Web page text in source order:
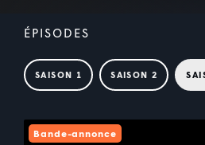
ÉPISODES
SAISON 1 SAISON 2
Bande-annonce